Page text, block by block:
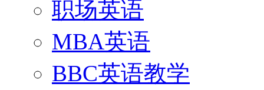
职场英语
MBA英语
BBC英语教学